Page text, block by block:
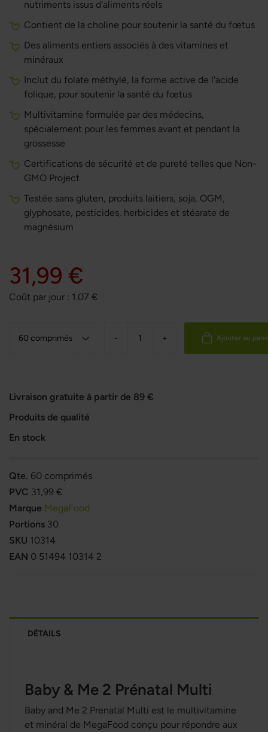
nutriments issus d'aliments réels
Contient de la choline pour soutenir la santé du fœtus
Des aliments entiers associés à des vitamines et
minéraux
Inclut du folate méthylé, la forme active de l'acide
folique, pour soutenir la santé du fœtus
Multivitamine formulée par des médecins,
spécialement pour les femmes avant et pendant la
grossesse
Certifications de sécurité et de pureté telles que Non-
GMO Project
Testée sans gluten, produits laitiers, soja, OGM,
glyphosate, pesticides, herbicides et stéarate de
magnésium
31,99 €
Coût par jour : 1.07 €
- + Ajouter au
Livraison gratuite à partir de 89 €
Produits de qualité
En stock
Qte. 60 comprimés
PVC 31,99 €
Marque MegaFood
Portions 30
SKU 10314
EAN 0 51494 10314 2
DÉTAILS
Baby & Me 2 Prénatal Multi
Baby and Me 2 Prenatal Multi est le multivitamine
et minéral de MegaFood conçu pour répondre aux